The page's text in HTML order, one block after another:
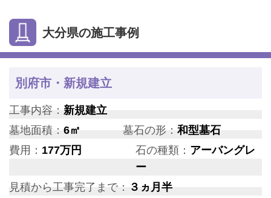
大分県の施工事例
別府市・新規建立
工事内容： 新規建立
墓地面積： 6㎡ 墓石の形：和型墓石
費用： 177万円 石の種類： アーバングレ
ー
見積から工事完了まで： ３ヵ月半